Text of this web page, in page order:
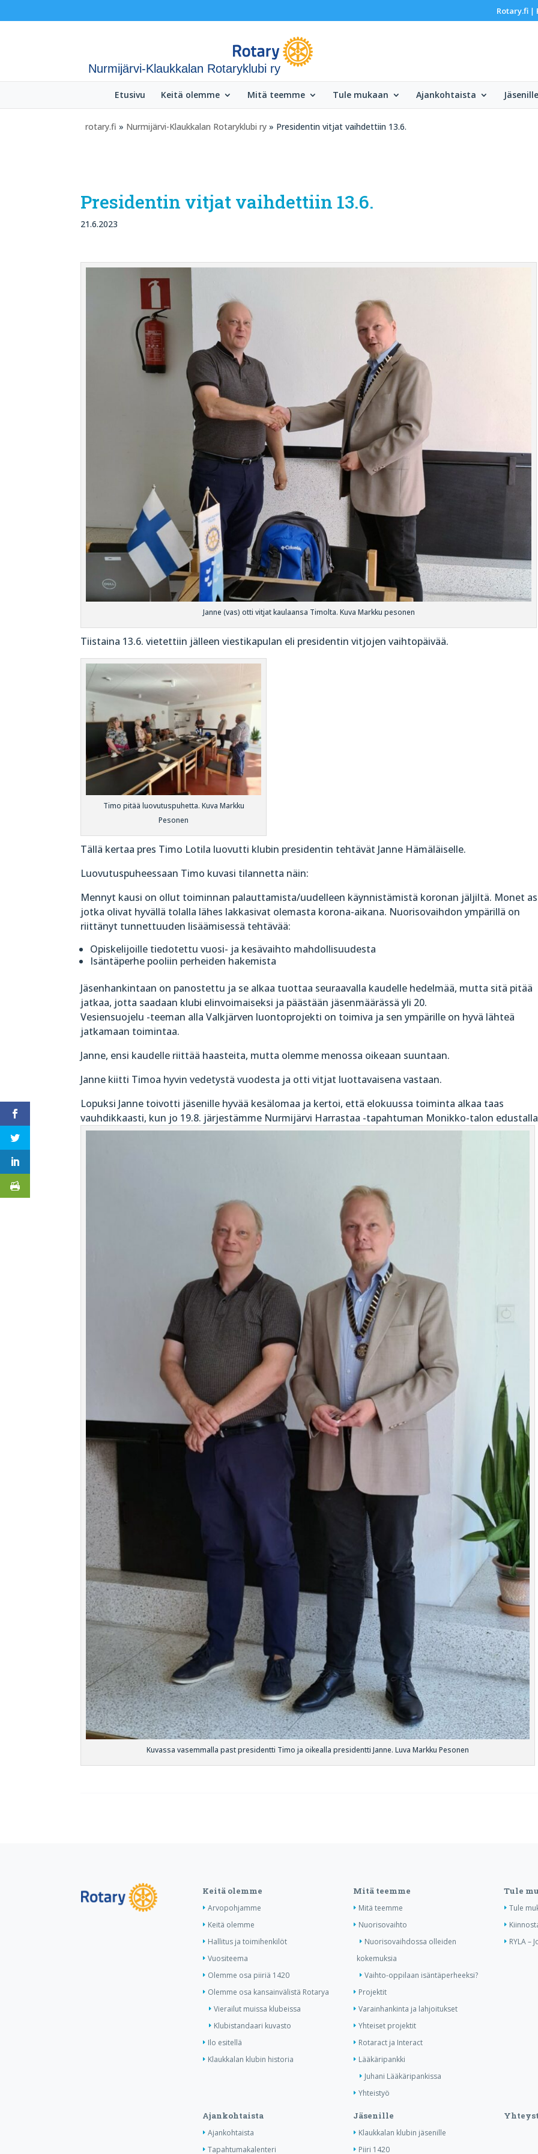
Rotary.fi|
Nurmijärvi-Klaukkalan Rotaryklubi ry
Etusivu Keitä olemme Mitä teemme Tule mukaan Ajankohtaista Jäsenille
rotary.fi » Nurmijärvi-Klaukkalan Rotaryklubi ry » Presidentin vitjat vaihdettiin 13.6.
Presidentin vitjat vaihdettiin 13.6.
21.6.2023
Janne (vas) otti vitjat kaulaansa Timolta. Kuva Markku pesonen
Tiistaina 13.6. vietettiin jälleen viestikapulan eli presidentin vitjojen vaihtopäivää.
Timo pitää luovutuspuhetta. Kuva Markku
Pesonen
Tällä kertaa pres Timo Lotila luovutti klubin presidentin tehtävät Janne Hämäläiselle.
Luovutuspuheessaan Timo kuvasi tilannetta näin:
Mennyt kausi on ollut toiminnan palauttamista/uudelleen käynnistämistä koronan jäljiltä. Monet
jotka olivat hyvällä tolalla lähes lakkasivat olemasta korona-aikana. Nuorisovaihdon ympärillä on
riittänyt tunnettuuden lisäämisessä tehtävää:
Opiskelijoille tiedotettu vuosi- ja kesävaihto mahdollisuudesta
Isäntäperhe pooliin perheiden hakemista
Jäsenhankintaan on panostettu ja se alkaa tuottaa seuraavalla kaudelle hedelmää, mutta sitä pitää
jatkaa, jotta saadaan klubi elinvoimaiseksi ja päästään jäsenmäärässä yli 20.
Vesiensuojelu -teeman alla Valkjärven luontoprojekti on toimiva ja sen ympärille on hyvä lähteä
jatkamaan toimintaa.
Janne, ensi kaudelle riittää haasteita, mutta olemme menossa oikeaan suuntaan.
Janne kiitti Timoa hyvin vedetystä vuodesta ja otti vitjat luottavaisena vastaan.
Lopuksi Janne toivotti jäsenille hyvää kesälomaa ja kertoi, että elokuussa toiminta alkaa taas
vauhdikkaasti, kun jo 19.8. järjestämme Nurmijärvi Harrastaa -tapahtuman Monikko-talon
Kuvassa vasemmalla past presidentti Timo ja oikealla presidentti Janne. Luva Markku Pesonen
Keitä olemme
Arvopohjamme
Keitä olemme
Hallitus ja toimihenkilöt
Vuositeema
Olemme osa piiriä 1420
Olemme osa kansainvälistä Rotarya
Vierailut muissa klubeissa
Klubistandaari kuvasto
Ilo esitellä
Klaukkalan klubin historia
Mitä teemme
Mitä teemme
Nuorisovaihto
Nuorisovaihdossa olleiden
kokemuksia
Vaihto-oppilaan isäntäperheeksi?
Projektit
Varainhankinta ja lahjoitukset
Yhteiset projektit
Rotaract ja Interact
Lääkäripankki
Juhani Lääkäripankissa
Yhteistyö
Tule
Tule
RYLA –
Ajankohtaista
Ajankohtaista
Tapahtumakalenteri
Jäsenille
Klaukkalan klubin jäsenille
Piiri 1420